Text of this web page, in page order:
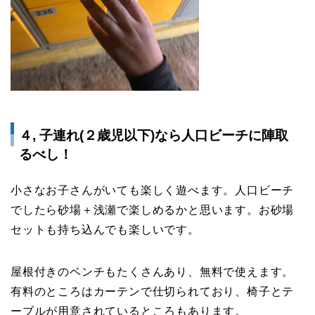
４, 子連れ(２歳児以下)なら人口ビーチに陣取
るべし！
小さなお子さんがいても楽しく遊べます。人口ビーチ
でしたら砂場＋浅瀬で楽しめるかと思います。お砂場
セットも持ち込んでも楽しいです。
屋根付きのベンチもたくさんあり、無料で使えます。
有料のところはカーテンで仕切られており、椅子とテ
ーブルが用意されているところもあります。